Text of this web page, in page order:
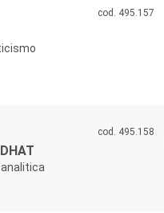
Codice libro:
cod. 495.157
Codice libro:
cod. 495.158